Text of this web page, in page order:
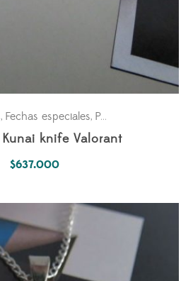
, Fechas especiales, Para ella
knife Valorant
$637.000